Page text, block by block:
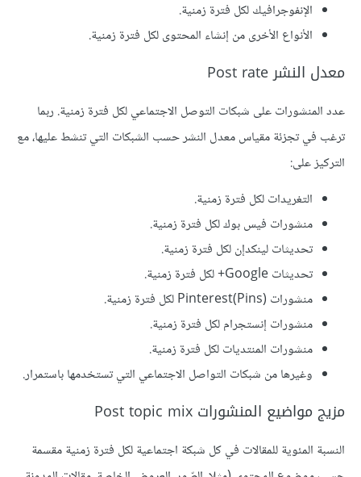
الإنفوجرافيك لكل فترة زمنية.
الأنواع الأخرى من إنشاء المحتوى لكل فترة زمنية.
معدل النشر Post rate
عدد المنشورات على شبكات التوصل الاجتماعي لكل فترة زمنية. ربما
ترغب في تجزئة مقياس معدل النشر حسب الشبكات التي تنشط عليها، مع
التركيز على:
التغريدات لكل فترة زمنية.
منشورات فيس بوك لكل فترة زمنية.
تحديثات لينكدإن لكل فترة زمنية.
تحديثات Google+ لكل فترة زمنية.
منشورات Pinterest(Pins) لكل فترة زمنية.
منشورات إنستجرام لكل فترة زمنية.
منشورات المنتديات لكل فترة زمنية.
وغيرها من شبكات التواصل الاجتماعي التي تستخدمها باستمرار.
مزيج مواضيع المنشورات Post topic mix
النسبة المئوية للمقالات في كل شبكة اجتماعية لكل فترة زمنية مقسمة